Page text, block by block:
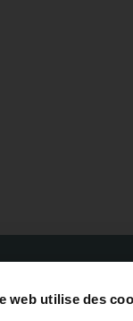
web utilise des